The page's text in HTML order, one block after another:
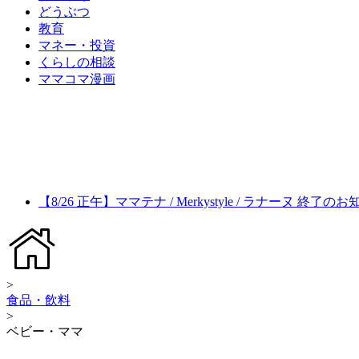
どうぶつ
教育
マネー・投資
くらしの相談
ママコマ漫画
【8/26 正午】ママテナ / Merkystyle / ラナーヌ 終了のお
>
食品・飲料
>
ベビー・ママ